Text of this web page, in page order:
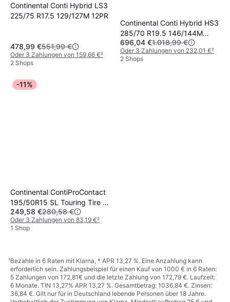
Continental Conti Hybrid LS3
225/75 R17.5 129/127M 12PR
478,99 €551,99 €
Oder 3 Zahlungen von 159,66 €²
2 Shops
Continental Conti Hybrid HS3
285/70 R19.5 146/144M
16PR
696,04 €1.018,99 €
Oder 3 Zahlungen von 232,01 €²
2 Shops
-11%
Continental ContiProContact
195/50R15 SL Touring Tire -
195/50R15
249,58 €280,58 €
Oder 3 Zahlungen von 83,19 €²
1 Shop
¹Bezahle in 6 Raten mit Klarna, * APR 13,27 %. Eine Anzahlung kann
erforderlich sein. Zahlungsbeispiel für einen Kauf von 1000 € in 6 Raten:
5 Zahlungen von 172,81€ und die letzte Zahlung von 172,79 €. Laufzeit:
6 Monate. TIN 13,27% APR 13,27 %. Gesamtbetrag: 1036,84 €. Zinsen:
36,84 €. Gilt nur für in Deutschland lebende Personen über 18 Jahre.